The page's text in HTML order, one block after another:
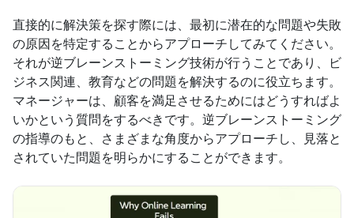
直接的に解決策を探す際には、最初に潜在的な問題や失敗
の原因を特定することからアプローチしてみてください。
それが逆ブレーンストーミング技術が行うことであり、ビ
ジネス関連、教育などの問題を解決するのに役立ちます。
マネージャーは、顧客を満足させるためにはどうすればよ
いかという質問をするべきです。逆ブレーンストーミング
の指導のもと、さまざまな角度からアプローチし、見落と
されていた問題を明らかにすることができます。